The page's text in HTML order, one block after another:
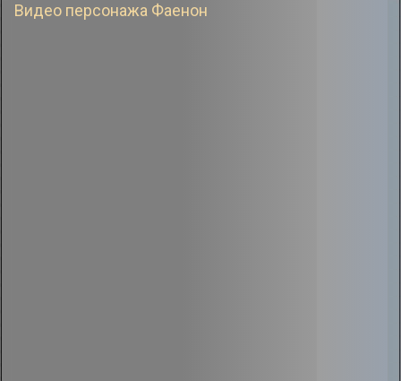
Видео персонажа Фаенон